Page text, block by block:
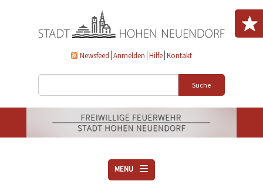
Newsfeed Anmelden Hilfe Kontakt
Suche
MENU